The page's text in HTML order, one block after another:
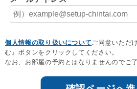
個人情報の取り扱いについて ご同意いただ
む』ボタンをクリックしてください。
なお、お部屋の予約とはなりませんのでご